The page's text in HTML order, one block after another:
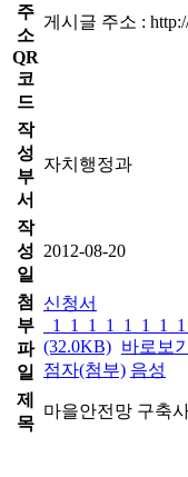
주
소
QR
코
드
게시글 주소 :
작
성
부
서
자치행정과
작
성
일
2012-08-20
첨
부
파
일
신청서
(32.0KB) 바로보기
점자(첨부) 음성
제
목
마을안전망 구축